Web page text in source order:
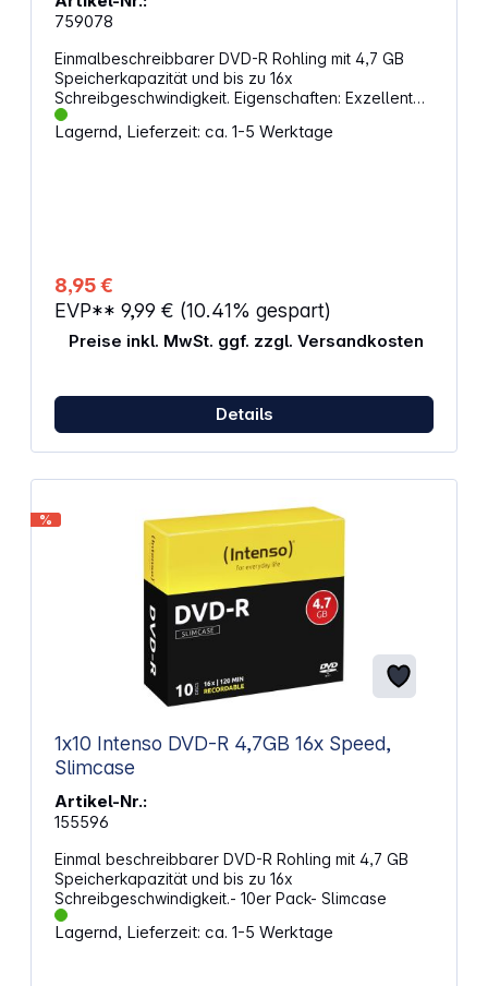
759078
Einmalbeschreibbarer DVD-R Rohling mit 4,7 GB
Speicherkapazität und bis zu 16x
Schreibgeschwindigkeit. Eigenschaften: Exzellente
Archivierungslebenszeit Lesekompatibel mit DVD-
ROM-Laufwerken und DVD-Videoplayern
Lagernd, Lieferzeit: ca. 1-5 Werktage
8,95 €
EVP** 9,99 € (10.41% gespart)
Preise inkl. MwSt. ggf. zzgl. Versandkosten
Details
%
1x10 Intenso DVD-R 4,7GB 16x Speed,
Slimcase
Artikel-Nr.:
155596
Einmal beschreibbarer DVD-R Rohling mit 4,7 GB
Speicherkapazität und bis zu 16x
Schreibgeschwindigkeit.- 10er Pack- Slimcase
Lagernd, Lieferzeit: ca. 1-5 Werktage